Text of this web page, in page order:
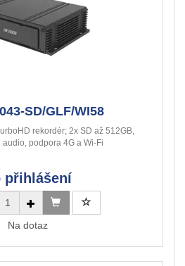
SD/GLF/WI58
rekordér; 2x SD až 512GB,
podpora 4G a Wi-Fi
přihlášení
Na dotaz